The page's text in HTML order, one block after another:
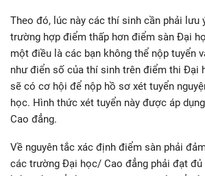
Theo đó, lúc này các thí sinh cần phải lưu
trường hợp điểm thấp hơn điểm sàn Đại
một điều là các bạn không thể nộp tuyển
như điển số của thí sinh trên điểm thi Đại
sẽ có cơ hội để nộp hồ sơ xét tuyển
học. Hình thức xét tuyển này được áp
Cao đẳng.
Về nguyên tắc xác định điểm sàn phải
các trường Đại học/ Cao đẳng phải đạt